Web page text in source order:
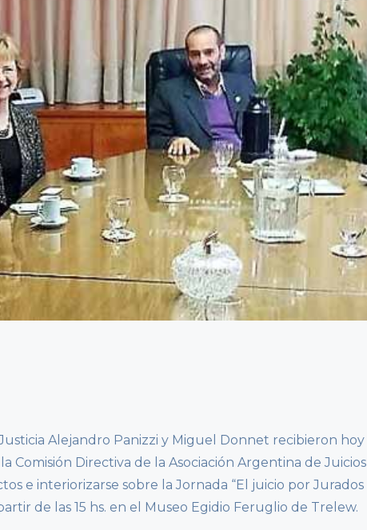
Alejandro Panizzi y Miguel Donnet recibieron hoy
Comisión Directiva de la Asociación Argentina de Juicios
e interiorizarse sobre la Jornada “El juicio por Jurados
de las 15 hs. en el Museo Egidio Feruglio de Trelew.